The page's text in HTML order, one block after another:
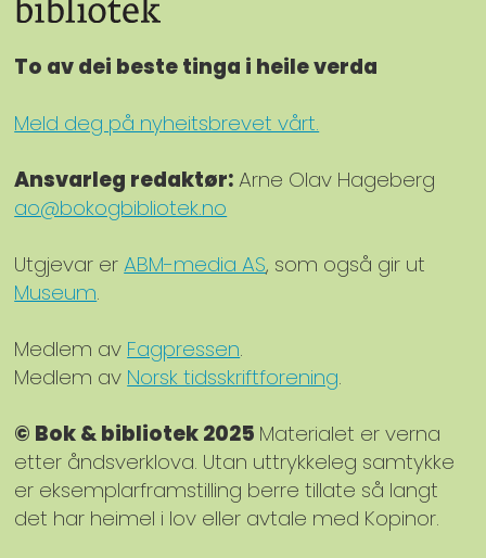
To av dei beste tinga i heile verda
Meld deg på nyheitsbrevet vårt.
Ansvarleg redaktør:Arne Olav Hageberg
ao@bokogbibliotek.no
Utgjevar erABM-media AS, som også gir ut
Museum.
Medlem av Fagpressen.
Medlem av Norsk tidsskriftforening.
© Bok & bibliotek 2025 Materialet er verna
etter åndsverklova. Utan uttrykkeleg samtykke
er eksemplarframstilling berre tillate så langt
det har heimel i lov eller avtale med Kopinor.